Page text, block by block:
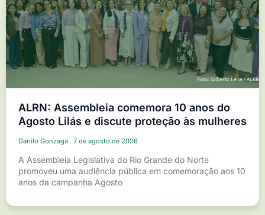
ALRN: Assembleia comemora 10 anos do
Agosto Lilás e discute proteção às mulheres
Danilo Gonzaga 7 de agosto de 2026
A Assembleia Legislativa do Rio Grande do Norte
promoveu uma audiência pública em comemoração aos 10
anos da campanha Agosto